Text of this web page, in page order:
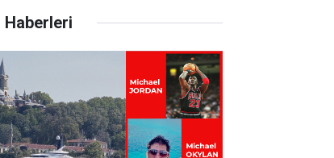
Haberleri